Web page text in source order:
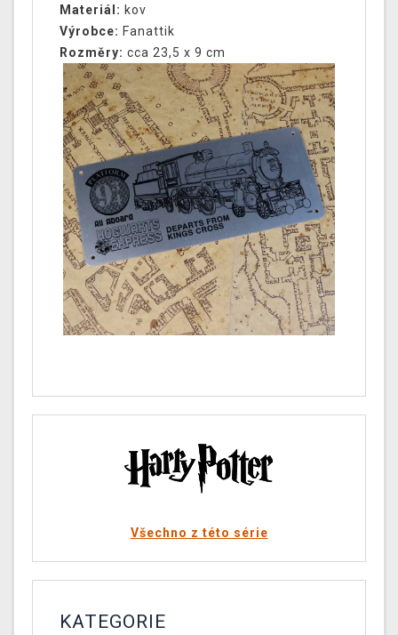
Materiál: kov
Výrobce: Fanattik
Rozměry: cca 23,5 x 9 cm
Všechno z této série
KATEGORIE